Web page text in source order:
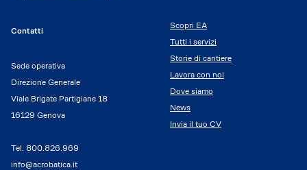
Contatti
Sede operativa
Direzione Generale
Viale Brigate Partigiane 18
16129 Genova
Tel. 800.826.969
info@acrobatica.it
Scopri EA
Tutti i servizi
Storie di cantiere
Lavora con noi
Dove siamo
News
Invia il tuo CV